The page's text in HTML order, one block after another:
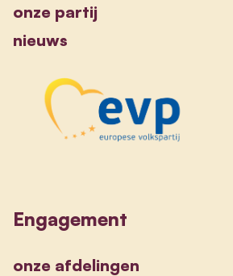
onze partij
nieuws
Engagement
onze afdelingen